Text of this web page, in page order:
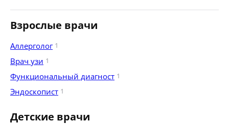
Взрослые врачи
Аллерголог 1
Врач узи 1
Функциональный диагност 1
Эндоскопист 1
Детские врачи